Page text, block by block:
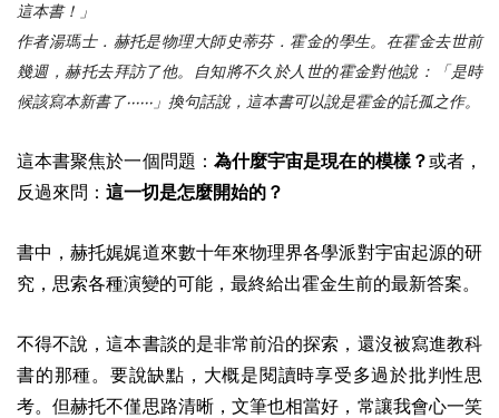
這本書！」
作者湯瑪士．赫托是物理大師史蒂芬．霍金的學生。在霍金去世前
幾週，赫托去拜訪了他。自知將不久於人世的霍金對他說：「是時
候該寫本新書了‧‧‧‧‧‧」換句話說，這本書可以說是霍金的託孤之作。
這本書聚焦於一個問題： 為什麼宇宙是現在的模樣？或者，
反過來問： 這一切是怎麼開始的？
書中，赫托娓娓道來數十年來物理界各學派對宇宙起源的研
究，思索各種演變的可能，最終給出霍金生前的最新答案。
不得不說，這本書談的是非常前沿的探索，還沒被寫進教科
書的那種。要說缺點，大概是閱讀時享受多過於批判性思
考。但赫托不僅思路清晰，文筆也相當好，常讓我會心一笑